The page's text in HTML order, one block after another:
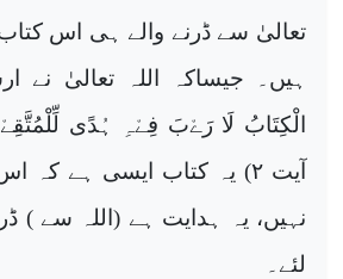
تعالیٰ سے ڈرنے والے ہی اس کتاب
ہیں۔ جیساکہ اللہ تعالیٰ نے
الْکِتَابُ لَا رَےْبَ فِےْہِ ہُدًی
آیت ۲)
یہ کتاب ایسی ہے کہ
نہیں، یہ ہدایت ہے (اللہ سے )
لئے۔